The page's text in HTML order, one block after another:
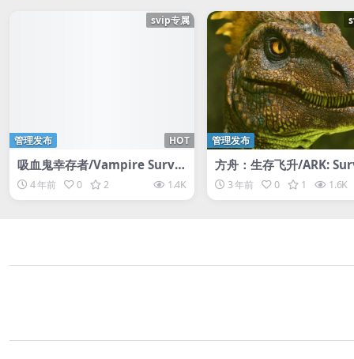
svip专属
HOT
管理发布
吸血鬼幸存者/Vampire Surviv
ors4 年前 0 2 1.4K
管理发布
方舟：生存飞升/ARK:
Ascended
3 年前 0 1 1.6K